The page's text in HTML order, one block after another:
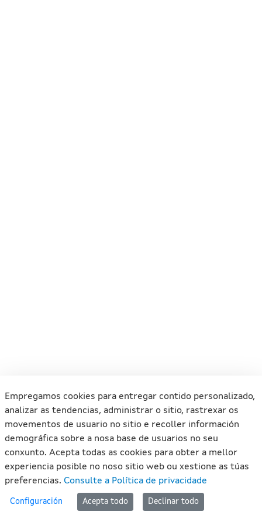
Empregamos cookies para entregar contido personalizado,
analizar as tendencias, administrar o sitio, rastrexar os
movementos de usuario no sitio e recoller información
demográfica sobre a nosa base de usuarios no seu
conxunto. Acepta todas as cookies para obter a mellor
experiencia posible no noso sitio web ou xestione as túas
preferencias. Consulte a Política de privacidade
Configuración Acepta todo Declinar todo